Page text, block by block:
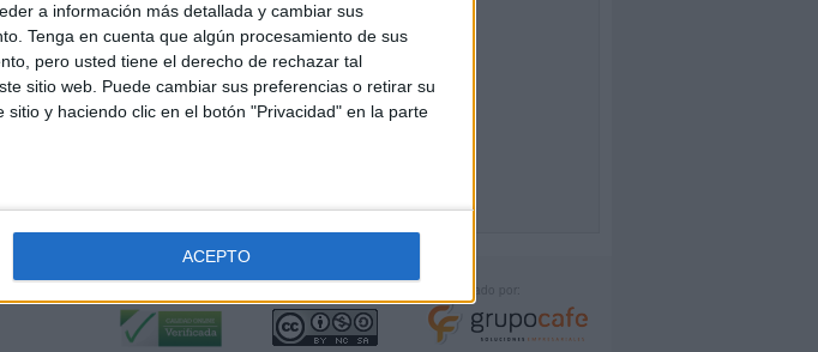
a información más detallada y cambiar sus
Tenga en cuenta que algún procesamiento de sus
pero usted tiene el derecho de rechazar tal
sitio web. Puede cambiar sus preferencias o retirar su
y haciendo clic en el botón "Privacidad" en la parte
ACEPTO